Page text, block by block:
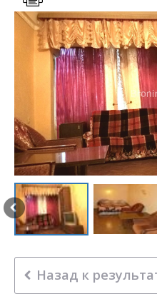
Назад к